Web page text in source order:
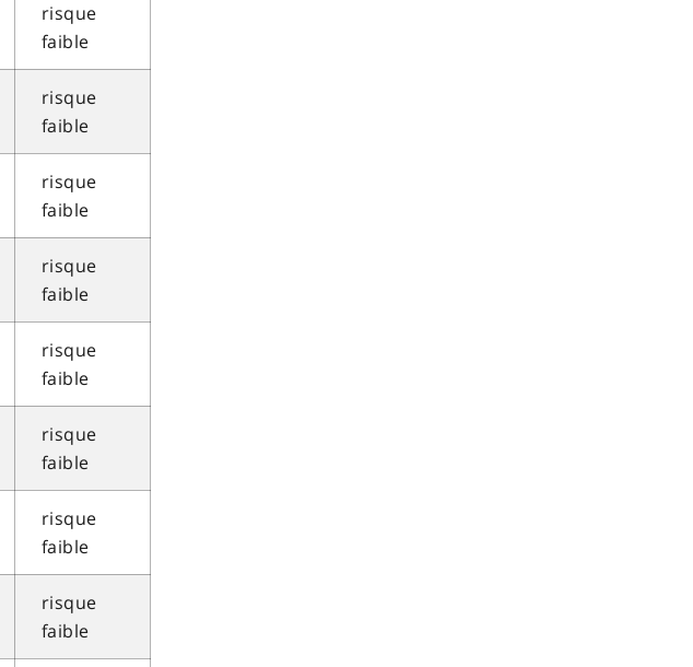
risque
faible
risque
faible
risque
faible
risque
faible
risque
faible
risque
faible
risque
faible
risque
faible